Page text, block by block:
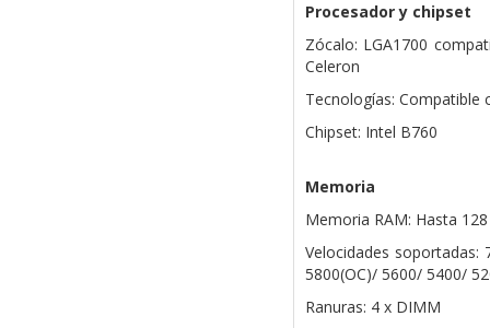
Procesador y chipset
Zócalo: LGA1700
Celeron
Tecnologías: Compatible
Chipset: Intel B760
Memoria
Memoria RAM: Hasta
Velocidades soportadas:
5800(OC)/ 5600/ 5400/
Ranuras: 4 x DIMM